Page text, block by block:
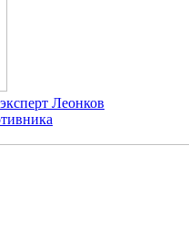
Леонков